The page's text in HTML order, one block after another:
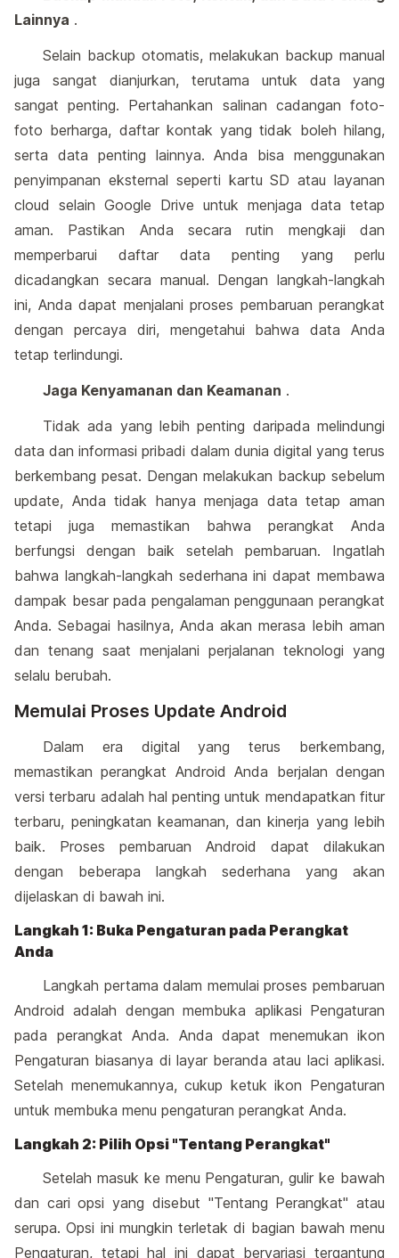
Lainnya .
Selain backup otomatis, melakukan backup manual
juga sangat dianjurkan, terutama untuk data yang
sangat penting. Pertahankan salinan cadangan foto-
foto berharga, daftar kontak yang tidak boleh hilang,
serta data penting lainnya. Anda bisa menggunakan
penyimpanan eksternal seperti kartu SD atau layanan
cloud selain Google Drive untuk menjaga data tetap
aman. Pastikan Anda secara rutin mengkaji dan
memperbarui daftar data penting yang perlu
dicadangkan secara manual. Dengan langkah-langkah
ini, Anda dapat menjalani proses pembaruan perangkat
dengan percaya diri, mengetahui bahwa data Anda
tetap terlindungi.
Jaga Kenyamanan dan Keamanan .
Tidak ada yang lebih penting daripada melindungi
data dan informasi pribadi dalam dunia digital yang terus
berkembang pesat. Dengan melakukan backup sebelum
update, Anda tidak hanya menjaga data tetap aman
tetapi juga memastikan bahwa perangkat Anda
berfungsi dengan baik setelah pembaruan. Ingatlah
bahwa langkah-langkah sederhana ini dapat membawa
dampak besar pada pengalaman penggunaan perangkat
Anda. Sebagai hasilnya, Anda akan merasa lebih aman
dan tenang saat menjalani perjalanan teknologi yang
selalu berubah.
Memulai Proses Update Android
Dalam era digital yang terus berkembang,
memastikan perangkat Android Anda berjalan dengan
versi terbaru adalah hal penting untuk mendapatkan fitur
terbaru, peningkatan keamanan, dan kinerja yang lebih
baik. Proses pembaruan Android dapat dilakukan
dengan beberapa langkah sederhana yang akan
dijelaskan di bawah ini.
Langkah 1: Buka Pengaturan pada Perangkat
Anda
Langkah pertama dalam memulai proses pembaruan
Android adalah dengan membuka aplikasi Pengaturan
pada perangkat Anda. Anda dapat menemukan ikon
Pengaturan biasanya di layar beranda atau laci aplikasi.
Setelah menemukannya, cukup ketuk ikon Pengaturan
untuk membuka menu pengaturan perangkat Anda.
Langkah 2: Pilih Opsi "Tentang Perangkat"
Setelah masuk ke menu Pengaturan, gulir ke bawah
dan cari opsi yang disebut "Tentang Perangkat" atau
serupa. Opsi ini mungkin terletak di bagian bawah menu
Pengaturan, tetapi hal ini dapat bervariasi tergantung